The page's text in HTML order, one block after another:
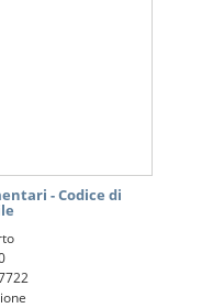
- Codice di